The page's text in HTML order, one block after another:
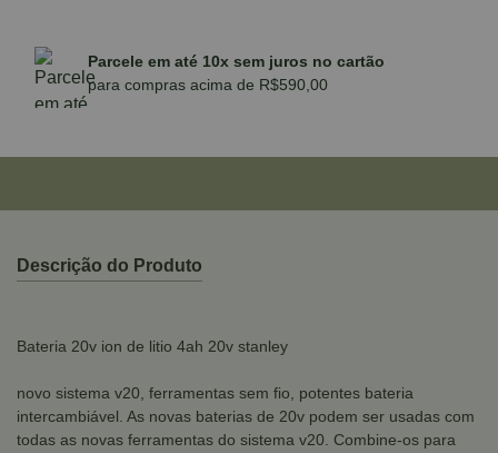
Parcele em até 10x sem juros no cartão
para compras acima de R$590,00
Descrição do Produto
Bateria 20v ion de litio 4ah 20v stanley
novo sistema v20, ferramentas sem fio, potentes bateria
intercambiável. As novas baterias de 20v podem ser usadas com
todas as novas ferramentas do sistema v20. Combine-os para